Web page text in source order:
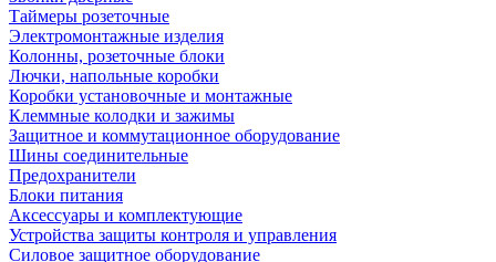
Таймеры розеточные
Электромонтажные изделия
Колонны, розеточные блоки
Лючки, напольные коробки
Коробки установочные и монтажные
Клеммные колодки и зажимы
Защитное и коммутационное оборудование
Шины соединительные
Предохранители
Блоки питания
Аксессуары и комплектующие
Устройства защиты контроля и управления
Силовое защитное оборудование